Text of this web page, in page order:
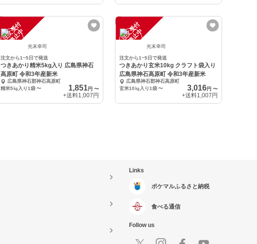
注
文
受
付
停
止
中
光末幸司
注文から1~5日で発送
つきあかり精米5kg入り 広島県神石
高原町 令和3年産新米
広島県神石郡神石高原町
精米5㎏入り1袋 〜 1,851円〜
+送料1,007円
注
文
受
付
停
止
中
光末幸司
注文から1~5日で発送
つきあかり玄米10kg クラフト袋入り
広島県神石高原町 令和3年産新米
広島県神石郡神石高原町
玄米10㎏入り1袋〜 3,016円 〜
+送料1,007円
Links
ポケマルふるさと納税
食べる通信
Follow us